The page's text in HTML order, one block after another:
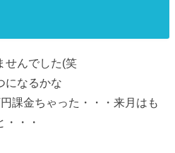
せんでした(笑
になるかな
課金ちゃった・・・来月はも
・・・